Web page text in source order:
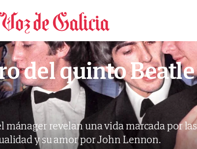
Brian Epstein
del quinto Beatle
mánager revelan una vida marcada por las
y su amor por John Lennon.